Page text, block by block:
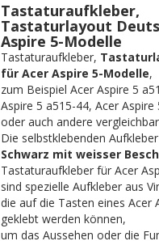
Tastaturaufkleber,
Tastaturlayout
Aspire 5-Modelle
Tastaturaufkleber,
für Acer Aspire 5-Modelle,
zum Beispiel Acer Aspire 5
Aspire 5 a515-44, Acer Aspire
oder auch andere
Die selbstklebenden
Schwarz mit weisser
Tastaturaufkleber für Acer
sind spezielle Aufkleber aus
die auf die Tasten eines Acer
geklebt werden können,
um das Aussehen oder die